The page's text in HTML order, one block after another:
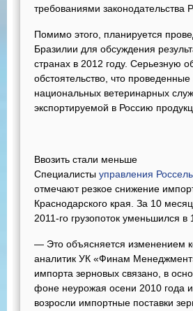
требованиями законодательства
Помимо этого, планируется
Бразилии для обсуждения
странах в 2012 году. Серьезную
обстоятельство, что
национальных ветеринарных
экспортируемой в Россию
Ввозить стали меньше
Специалисты управления
отмечают резкое снижение
Краснодарского края. За 10
2011-го грузопоток уменьшился
— Это объясняется изменением
аналитик УК «Финам
импорта зерновых связано, в
фоне неурожая осени 2010 года
возросли импортные поставки